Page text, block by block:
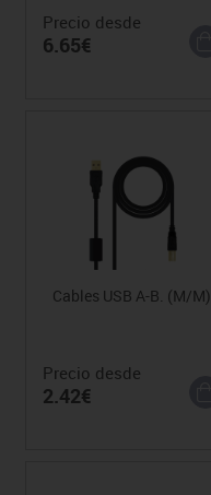
Precio desde
6.65€
Cables USB A-B. (M/M)
Precio desde
2.42€